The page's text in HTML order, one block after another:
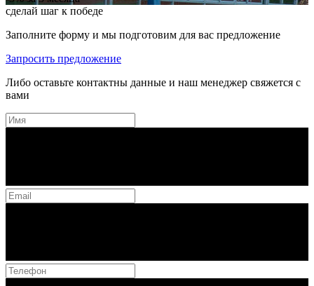
сделай шаг к победе
Заполните форму и мы подготовим для вас предложение
Запросить предложение
Либо оставьте контактны данные и наш менеджер свяжется с
вами